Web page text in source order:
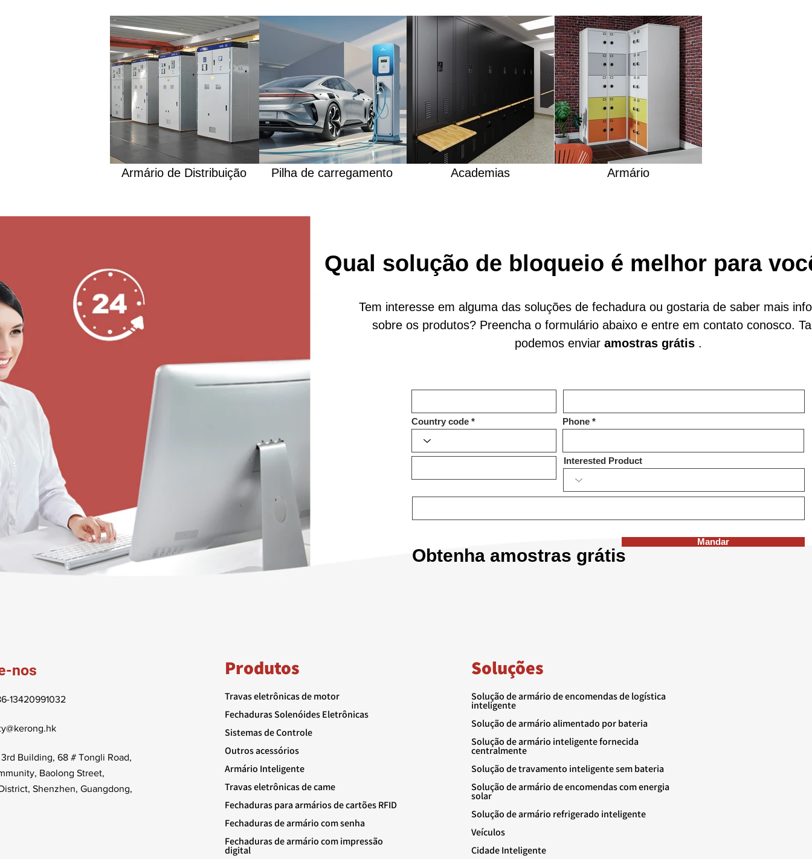
Armário de Distribuição Pilha de carregamento Academias Armário
Qual solução de bloqueio é melhor para
Tem interesse em alguma das soluções de fechadura ou gostaria de saber mais
sobre os produtos? Preencha o formulário abaixo e entre em contato conosco.
podemos enviar amostras grátis .
Country code Phone
Interested Product
Obtenha amostras grátis
Mandar
nos
13420991032
Building, 68 # Tongli Road,
Baolong Street,
Shenzhen, Guangdong,
Produtos
Travas eletrônicas de motor
Fechaduras Solenóides Eletrônicas
Sistemas de Controle
Outros acessórios
Armário Inteligente
Travas eletrônicas de came
Fechaduras para armários de cartões RFID
Fechaduras de armário com senha
Fechaduras de armário com impressão
digital
Soluções
Solução de armário de encomendas de logística
inteligente
Solução de armário alimentado por bateria
Solução de armário inteligente fornecida
centralmente
Solução de travamento inteligente sem bateria
Solução de armário de encomendas com energia
solar
Solução de armário refrigerado inteligente
Veículos
Cidade Inteligente